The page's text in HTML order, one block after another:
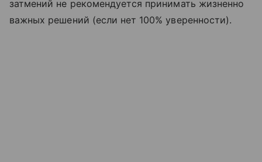
затмений не рекомендуется принимать жизненно
важных решений (если нет 100% уверенности).